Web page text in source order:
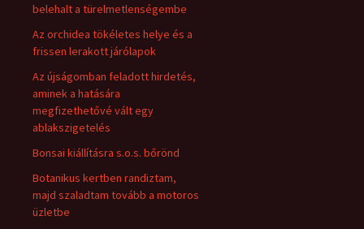
belehalt a türelmetlenségembe
Az orchidea tökéletes helye és a
frissen lerakott járólapok
Az újságomban feladott hirdetés,
aminek a hatására
megfizethetővé vált egy
ablakszigetelés
Bonsai kiállításra s.o.s. bőrönd
Botanikus kertben randiztam,
majd szaladtam tovább a motoros
üzletbe